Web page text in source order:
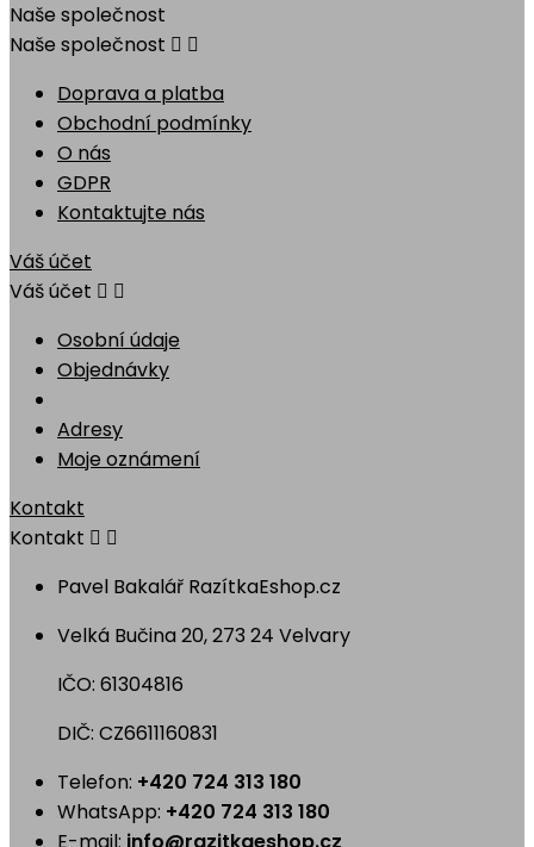
Naše společnost
Naše společnost  
Doprava a platba
Obchodní podmínky
O nás
GDPR
Kontaktujte nás
Váš účet
Váš účet  
Osobní údaje
Objednávky
Adresy
Moje oznámení
Kontakt
Kontakt  
Pavel Bakalář RazítkaEshop.cz
Velká Bučina 20, 273 24 Velvary
IČO: 61304816
DIČ: CZ6611160831
Telefon: +420 724 313 180
WhatsApp: +420 724 313 180